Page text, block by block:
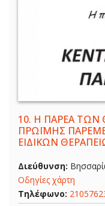
10. Η ΠΑΡΕΑ ΤΩΝ
ΠΡΩΪΜΗΣ
ΕΙΔΙΚΩΝ
Διεύθυνση:
Οδηγίες χάρτη
Τηλέφωνο: